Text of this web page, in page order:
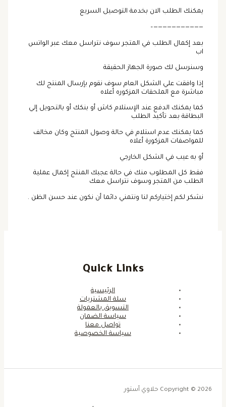
يمكنك الطلب الان بخدمة التوصيل السريع
———————————–
بعد إكمال الطلب في المتجر سوف نتراسل معك عبر الواتس
اب
وسنرسل لك صورة الجهاز الحقيقة
إذا وافقت علي الشكل العام سوف نقوم بإرسال المنتج لك
مباشرة مع الملحقات المزكوره أعلاه
كما يمكنك الدفع عند الإستلام كاش أو بنكك أو بالتحويل إلي
البطاقة بعد تأكيد الطلب
كما يمكنك عدم استلام في حالة وصول المنتج وكان مخالف
للمواصفات المزكورة أعلاه
أو به عيب في الشكل الخارجي
فقط كل المطلوب منك في حالة عجبك المنتج إكمال عملية
الطلب من المتجر وسوف نتراسل معك
نشكر لكم إختياركم لنا ونتمني دائما أن نكون عند حسن الظن .
Quick Links
الرئيسية
سلة المشتريات
التسويق بالعمولة
سياسة الضمان
تواصل معنا
سياسة الخصوصية
Copyright © 2026 حلاوي أستور